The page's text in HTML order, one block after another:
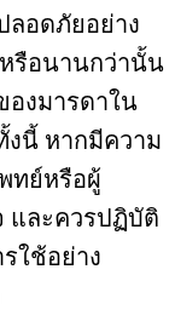
ลอดภัยอย่าง
รือนานกว่านั้น
งมารดาใน
นี้ หากมีความ
ทย์หรือผู้
และควรปฏิบัติ
ใช้อย่าง